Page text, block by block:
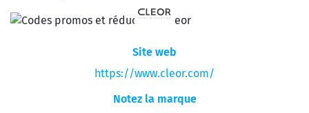
Site web
https://www.cleor.com/
Notez la marque